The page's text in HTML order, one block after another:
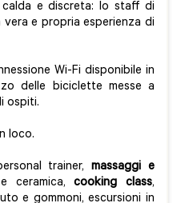
calda e discreta: lo staff di
e propria esperienza di
Wi-Fi disponibile in
delle biciclette messe a
ospiti.
loco.
trainer,massaggi e
ceramica,cooking class,
e gommoni, escursioni in